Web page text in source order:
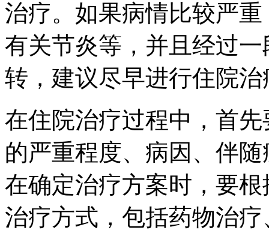
治疗。如果病情比较严
有关节炎等，并且经过
转，建议尽早进行住院治
在住院治疗过程中，首
的严重程度、病因、伴
在确定治疗方案时，要
治疗方式，包括药物治